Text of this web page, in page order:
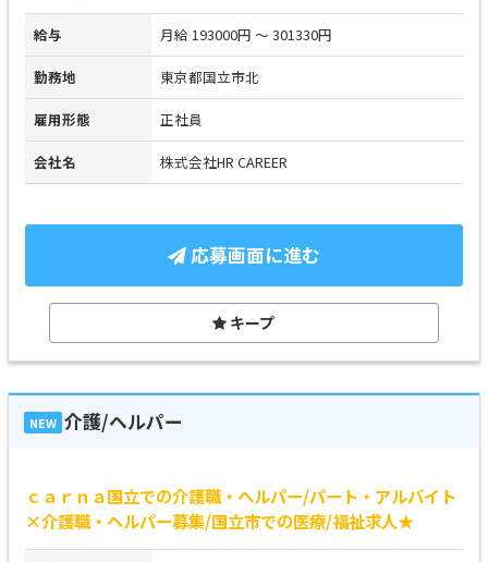
給与 月給 193000円 ～ 301330円
勤務地 東京都国立市北
雇用形態 正社員
会社名 株式会社HR CAREER
応募画面に進む
キープ
NEW 介護/ヘルパー
ｃａｒｎａ国立での介護職・ヘルパー/パート・アルバイト
×介護職・ヘルパー募集/国立市での医療/福祉求人★